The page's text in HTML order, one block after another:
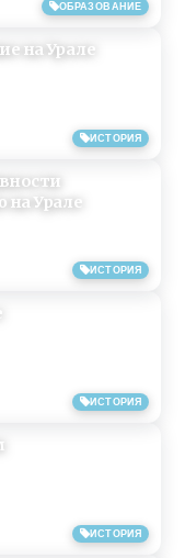
ОБРАЗОВАНИЕ
ИСТОРИЯ
на Урале
ИСТОРИЯ
Урале
ИСТОРИЯ
ИСТОРИЯ